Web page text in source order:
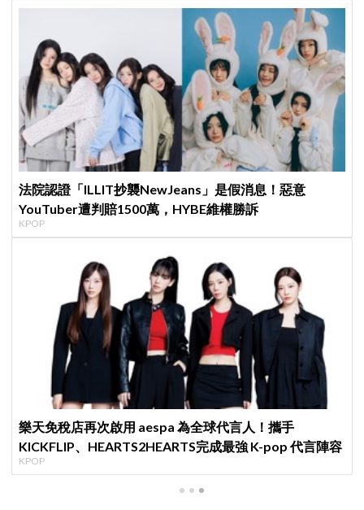
法院認證「ILLIT抄襲NewJeans」是假消息！惡意
YouTuber遭判賠1500萬，HYBE維權勝訴
KPOP
樂天免稅店再次啟用 aespa 為全球代言人！攜手
KICKFLIP、HEARTS2HEARTS完成最強 K-pop 代言陣容
KPOP